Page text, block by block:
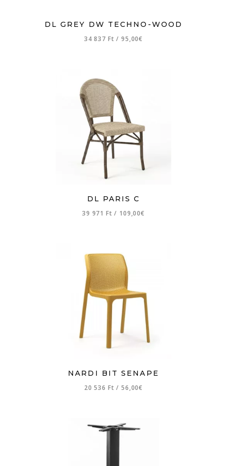
DL GREY DW TECHNO-WOOD
34 837 Ft/ 95,00€
DL PARIS C
39 971 Ft/ 109,00€
NARDI BIT SENAPE
20 536 Ft/ 56,00€